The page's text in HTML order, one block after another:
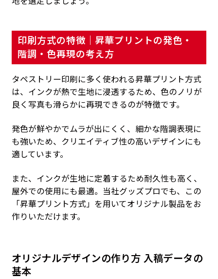
印刷方式の特徴｜昇華プリントの発色・
階調・色再現の考え方
タペストリー印刷に多く使われる昇華プリント方式
は、インクが熱で生地に浸透するため、色のノリが
良く写真も滑らかに再現できるのが特徴です。
発色が鮮やかでムラが出にくく、細かな階調表現に
も強いため、クリエイティブ性の高いデザインにも
適しています。
また、インクが生地に定着するため耐久性も高く、
屋外での使用にも最適。当社グッズプロでも、この
「昇華プリント方式」を用いてオリジナル製品をお
作りいただけます。
オリジナルデザインの作り方 入稿データの
基本